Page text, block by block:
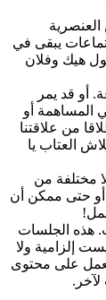
يبقى في
هيك وفلان
أو قد يمر
المساهمة أو
من علاقتنا
العتاب يا
مختلفة من
أو حتى ممكن أن
هذه الجلسات
إلزامية ولا
على محتوى